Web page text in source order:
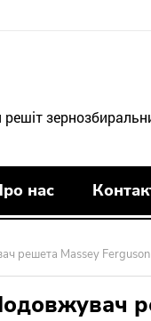
нас
решета Massey